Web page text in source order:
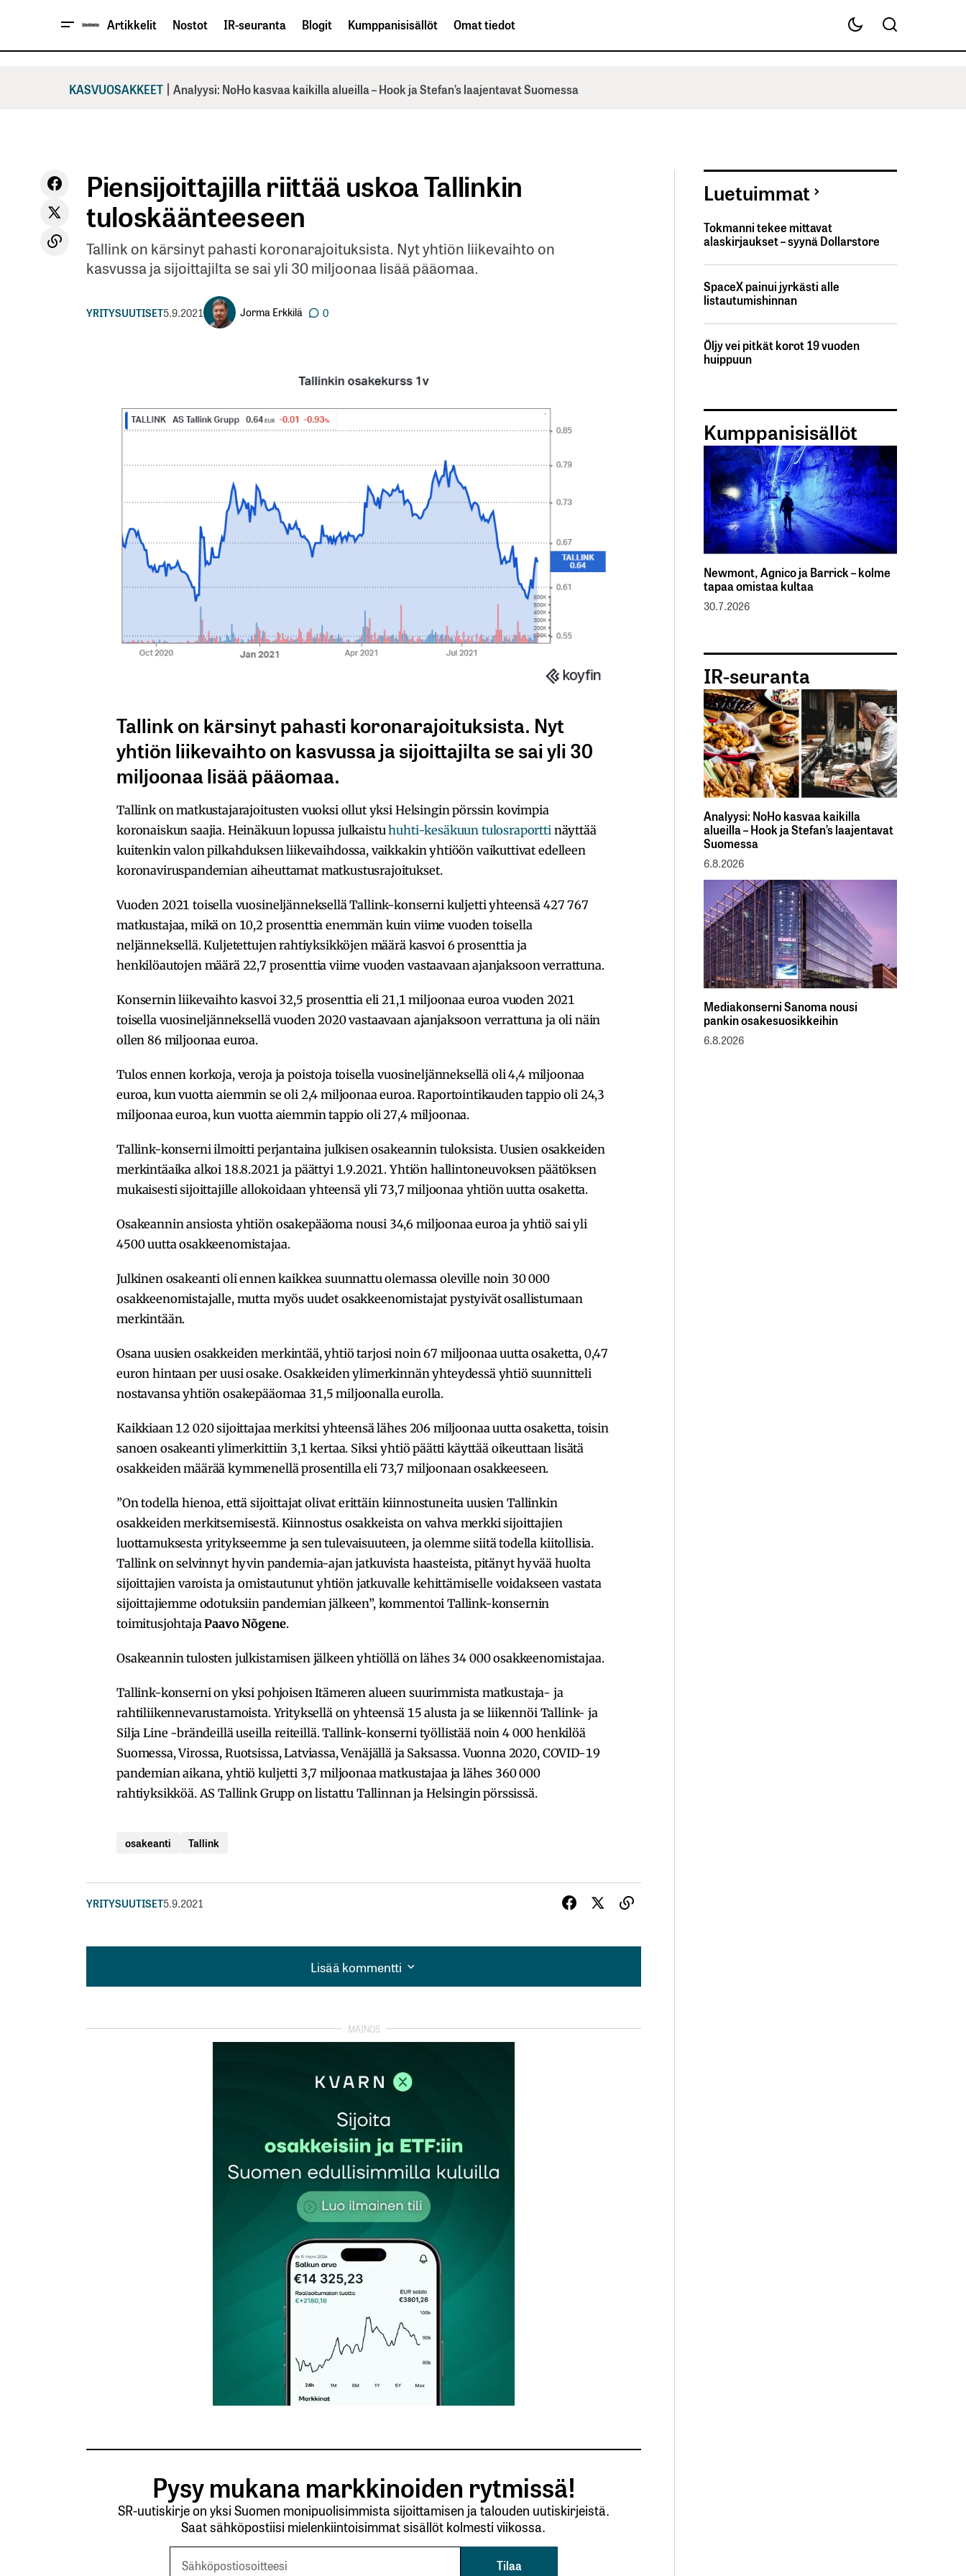
Artikkelit Nostot IR-seuranta Blogit Kumppanisisällöt Omat tiedot
KASVUOSAKKEET | Analyysi: NoHo kasvaa kaikilla alueilla – Hook ja Stefan’s laajentavat Suomessa
Piensijoittajilla riittää uskoa Tallinkin
tuloskäänteeseen
Tallink on kärsinyt pahasti koronarajoituksista. Nyt yhtiön liikevaihto on
kasvussa ja sijoittajilta se sai yli 30 miljoonaa lisää pääomaa.
YRITYSUUTISET5.9.2021 Jorma Erkkilä 0
Tallink on kärsinyt pahasti koronarajoituksista. Nyt
yhtiön liikevaihto on kasvussa ja sijoittajilta se sai yli 30
miljoonaa lisää pääomaa.
Tallink on matkustajarajoitusten vuoksi ollut yksi Helsingin pörssin kovimpia
koronaiskun saajia. Heinäkuun lopussa julkaistuhuhti-kesäkuun tulosraporttinäyttää
kuitenkin valon pilkahduksen liikevaihdossa, vaikkakin yhtiöön vaikuttivat edelleen
koronaviruspandemian aiheuttamat matkustusrajoitukset.
Vuoden 2021 toisella vuosineljänneksellä Tallink-konserni kuljetti yhteensä 427 767
matkustajaa, mikä on 10,2 prosenttia enemmän kuin viime vuoden toisella
neljänneksellä. Kuljetettujen rahtiyksikköjen määrä kasvoi 6 prosenttia ja
henkilöautojen määrä 22,7 prosenttia viime vuoden vastaavaan ajanjaksoon verrattuna.
Konsernin liikevaihto kasvoi 32,5 prosenttia eli 21,1 miljoonaa euroa vuoden 2021
toisella vuosineljänneksellä vuoden 2020 vastaavaan ajanjaksoon verrattuna ja oli näin
ollen 86 miljoonaa euroa.
Tulos ennen korkoja, veroja ja poistoja toisella vuosineljänneksellä oli 4,4 miljoonaa
euroa, kun vuotta aiemmin se oli 2,4 miljoonaa euroa. Raportointikauden tappio oli 24,3
miljoonaa euroa, kun vuotta aiemmin tappio oli 27,4 miljoonaa.
Tallink-konserni ilmoitti perjantaina julkisen osakeannin tuloksista. Uusien osakkeiden
merkintäaika alkoi 18.8.2021 ja päättyi 1.9.2021. Yhtiön hallintoneuvoksen päätöksen
mukaisesti sijoittajille allokoidaan yhteensä yli 73,7 miljoonaa yhtiön uutta osaketta.
Osakeannin ansiosta yhtiön osakepääoma nousi 34,6 miljoonaa euroa ja yhtiö sai yli
4500 uutta osakkeenomistajaa.
Julkinen osakeanti oli ennen kaikkea suunnattu olemassa oleville noin 30 000
osakkeenomistajalle, mutta myös uudet osakkeenomistajat pystyivät osallistumaan
merkintään.
Osana uusien osakkeiden merkintää, yhtiö tarjosi noin 67 miljoonaa uutta osaketta, 0,47
euron hintaan per uusi osake. Osakkeiden ylimerkinnän yhteydessä yhtiö suunnitteli
nostavansa yhtiön osakepääomaa 31,5 miljoonalla eurolla.
Kaikkiaan 12 020 sijoittajaa merkitsi yhteensä lähes 206 miljoonaa uutta osaketta, toisin
sanoen osakeanti ylimerkittiin 3,1 kertaa. Siksi yhtiö päätti käyttää oikeuttaan lisätä
osakkeiden määrää kymmenellä prosentilla eli 73,7 miljoonaan osakkeeseen.
”On todella hienoa, että sijoittajat olivat erittäin kiinnostuneita uusien Tallinkin
osakkeiden merkitsemisestä. Kiinnostus osakkeista on vahva merkki sijoittajien
luottamuksesta yritykseemme ja sen tulevaisuuteen, ja olemme siitä todella kiitollisia.
Tallink on selvinnyt hyvin pandemia-ajan jatkuvista haasteista, pitänyt hyvää huolta
sijoittajien varoista ja omistautunut yhtiön jatkuvalle kehittämiselle voidakseen vastata
sijoittajiemme odotuksiin pandemian jälkeen”, kommentoi Tallink-konsernin
toimitusjohtajaPaavo Nõgene.
Osakeannin tulosten julkistamisen jälkeen yhtiöllä on lähes 34 000 osakkeenomistajaa.
Tallink-konserni on yksi pohjoisen Itämeren alueen suurimmista matkustaja- ja
rahtiliikennevarustamoista. Yrityksellä on yhteensä 15 alusta ja se liikennöi Tallink- ja
Silja Line -brändeillä useilla reiteillä. Tallink-konserni työllistää noin 4 000 henkilöä
Suomessa, Virossa, Ruotsissa, Latviassa, Venäjällä ja Saksassa. Vuonna 2020, COVID-19
pandemian aikana, yhtiö kuljetti 3,7 miljoonaa matkustajaa ja lähes 360 000
rahtiyksikköä. AS Tallink Grupp on listattu Tallinnan ja Helsingin pörssissä.
osakeanti Tallink
YRITYSUUTISET5.9.2021
Lisää kommentti
Lisää kommentti
Pakolliset kentät on merkitty
Sähköpostiosoitteesi
Pysy mukana markkinoiden rytmissä!
SR-uutiskirje on yksi Suomen monipuolisimmista sijoittamisen ja talouden uutiskirjeistä.
Saat sähköpostiisi mielenkiintoisimmat sisällöt kolmesti viikossa.
Luetuimmat
Tokmanni tekee mittavat
alaskirjaukset – syynä Dollarstore
SpaceX painui jyrkästi alle
listautumishinnan
Öljy vei pitkät korot 19 vuoden
huippuun
Kumppanisisällöt
Newmont, Agnico ja Barrick – kolme
tapaa omistaa kultaa
30.7.2026
IR-seuranta
Analyysi: NoHo kasvaa kaikilla
alueilla – Hook ja Stefan’s laajentavat
Suomessa
6.8.2026
Mediakonserni Sanoma nousi
pankin osakesuosikkeihin
6.8.2026